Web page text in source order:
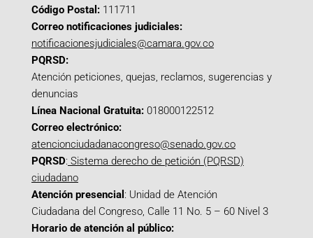
Código Postal: 111711
Correo notificaciones judiciales:
notificacionesjudiciales@camara.gov.co
PQRSD:
Atención peticiones, quejas, reclamos, sugerencias y
denuncias
Línea Nacional Gratuita: 018000122512
Correo electrónico:
atencionciudadanacongreso@senado.gov.co
PQRSD: Sistema derecho de petición (PQRSD)
ciudadano
Atención presencial : Unidad de Atención
Ciudadana del Congreso, Calle 11 No. 5 – 60 Nivel 3
Horario de atención al público: